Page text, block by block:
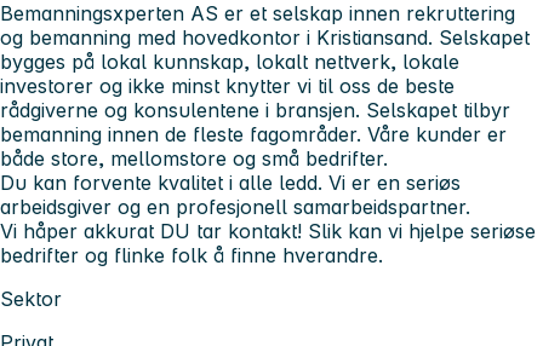
Bemanningsxperten AS er et selskap innen rekruttering
og bemanning med hovedkontor i Kristiansand. Selskapet
bygges på lokal kunnskap, lokalt nettverk, lokale
investorer og ikke minst knytter vi til oss de beste
rådgiverne og konsulentene i bransjen. Selskapet tilbyr
bemanning innen de fleste fagområder. Våre kunder er
både store, mellomstore og små bedrifter.
Du kan forvente kvalitet i alle ledd. Vi er en seriøs
arbeidsgiver og en profesjonell samarbeidspartner.
Vi håper akkurat DU tar kontakt! Slik kan vi hjelpe seriøse
bedrifter og flinke folk å finne hverandre.
Sektor